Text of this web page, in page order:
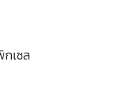
เซล